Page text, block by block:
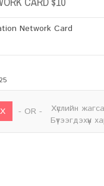
Network Card
- OR -
Хүслийн
Бүтээгдэхүүн